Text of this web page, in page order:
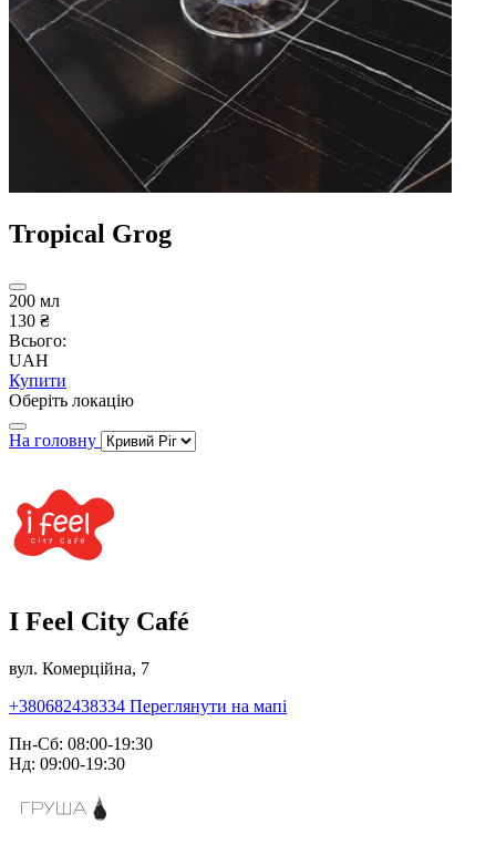
Tropical Grog
200 мл
130 ₴
Всього:
UAH
Купити
Оберіть локацію
На головну
I Feel City Café
вул. Комерційна, 7
+380682438334 Переглянути на мапі
Пн-Сб: 08:00-19:30
Нд: 09:00-19:30